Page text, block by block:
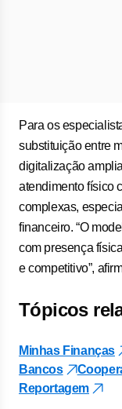
Para os
substituição entre
digitalização
atendimento físico
complexas,
financeiro. “O
com presença
e competitivo”,
Tópicos
Minhas Finanças
Bancos
Reportagem